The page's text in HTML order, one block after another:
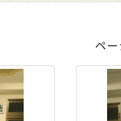
ペ